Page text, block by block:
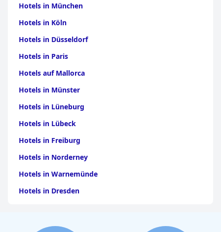
Hotels in München
Hotels in Köln
Hotels in Düsseldorf
Hotels in Paris
Hotels auf Mallorca
Hotels in Münster
Hotels in Lüneburg
Hotels in Lübeck
Hotels in Freiburg
Hotels in Norderney
Hotels in Warnemünde
Hotels in Dresden
Hotels in Stuttgart